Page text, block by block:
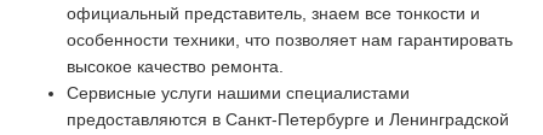
официальный представитель, знаем все тонкости и
особенности техники, что позволяет нам гарантировать
высокое качество ремонта.
Сервисные услуги нашими специалистами
предоставляются в Санкт-Петербурге и Ленинградской